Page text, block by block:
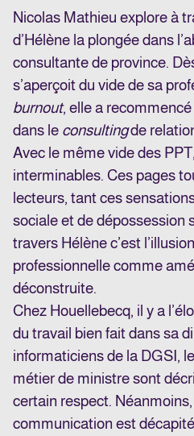
Nicolas Mathieu explore à
d’Hélène la plongée dans
consultante de province.
s’aperçoit du vide de sa
burnout, elle a
dans le consultingde
Avec le même vide des
interminables. Ces pages
lecteurs, tant ces
sociale et de dépossession
travers Hélène c’est
professionnelle comme
déconstruite.
Chez Houellebecq, il y a
du travail bien fait dans sa
informaticiens de la DGSI,
métier de ministre sont
certain respect.
communication est